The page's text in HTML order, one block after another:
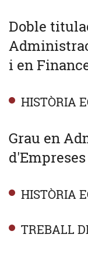
Doble
i en
HISTÒRIA
Grau en
HISTÒRIA
TREBALL